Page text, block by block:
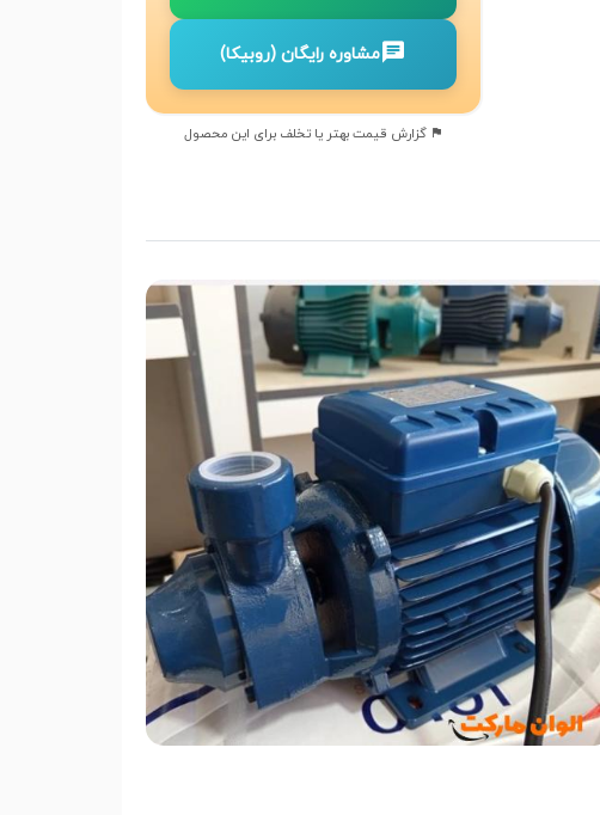
مشاوره رایگان (روبیکا)
گزارش قیمت بهتر یا تخلف برای این محصول